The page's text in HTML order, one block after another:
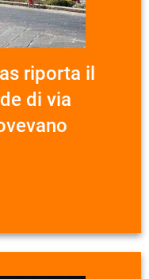
riporta il
di via